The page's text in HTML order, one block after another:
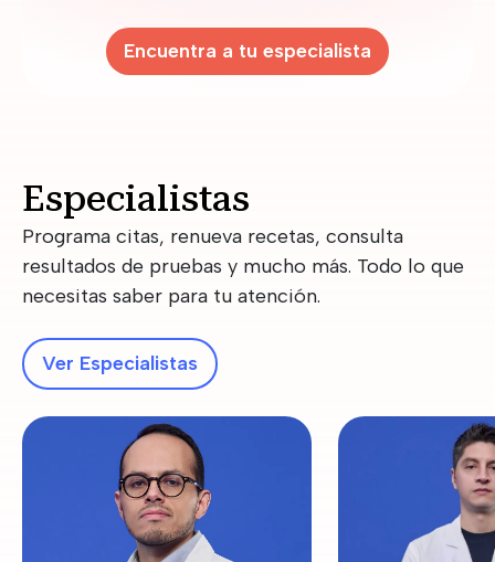
Encuentra a tu especialista
Especialistas
Programa citas, renueva recetas, consulta
resultados de pruebas y mucho más. Todo lo que
necesitas saber para tu atención.
Ver Especialistas